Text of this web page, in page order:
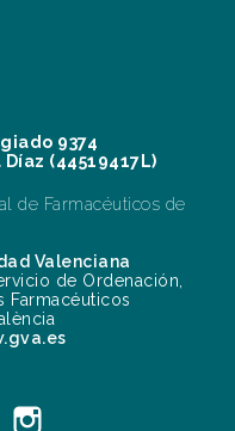
9374
(44519417L)
de Farmacéuticos de
Valenciana
de Ordenación,
Farmacéuticos